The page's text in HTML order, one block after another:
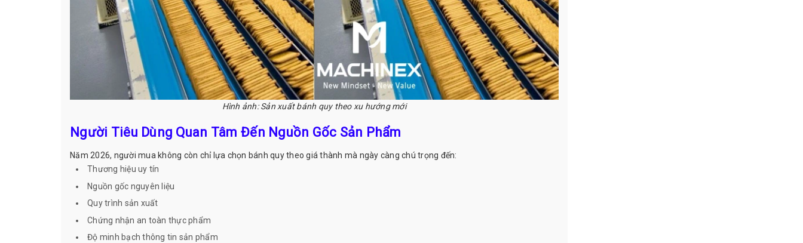
Hình ảnh: Sản xuất bánh quy theo xu hướng mới
Người Tiêu Dùng Quan Tâm Đến Nguồn Gốc Sản Phẩm
Năm 2026, người mua không còn chỉ lựa chọn bánh quy theo giá thành mà ngày càng chú trọng đến:
Thương hiệu uy tín
Nguồn gốc nguyên liệu
Quy trình sản xuất
Chứng nhận an toàn thực phẩm
Độ minh bạch thông tin sản phẩm